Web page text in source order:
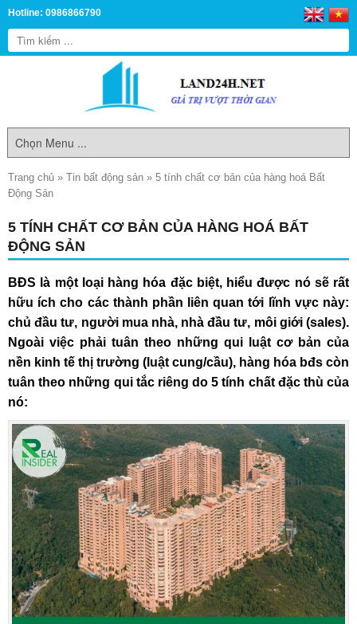
Hotline: 0986866790
Trang chủ » Tin bất động sản » 5 tính chất cơ bản của hàng hoá Bất
Động Sản
5 TÍNH CHẤT CƠ BẢN CỦA HÀNG HOÁ BẤT
ĐỘNG SẢN
BĐS là một loại hàng hóa đặc biệt, hiểu được nó sẽ rất
hữu ích cho các thành phần liên quan tới lĩnh vực này:
chủ đầu tư, người mua nhà, nhà đầu tư, môi giới (sales).
Ngoài việc phải tuân theo những qui luật cơ bản của
nền kinh tế thị trường (luật cung/cầu), hàng hóa bđs còn
tuân theo những qui tắc riêng do 5 tính chất đặc thù của
nó: